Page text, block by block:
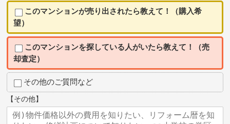
このマンションが売り出されたら教えて！（購入希
望）
このマンションを探している人がいたら教えて！（売
却査定）
その他のご質問など
【その他】